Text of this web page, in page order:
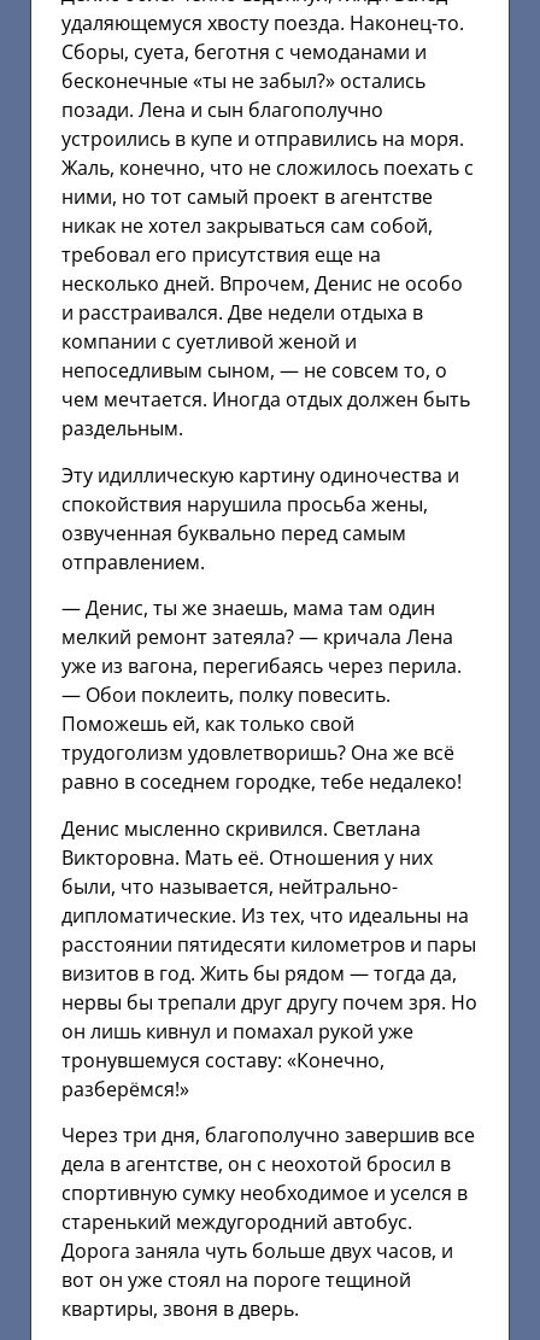
удаляющемуся хвосту поезда. Наконец-то.
Сборы, суета, беготня с чемоданами и
бесконечные «ты не забыл?» остались
позади. Лена и сын благополучно
устроились в купе и отправились на моря.
Жаль, конечно, что не сложилось поехать с
ними, но тот самый проект в агентстве
никак не хотел закрываться сам собой,
требовал его присутствия еще на
несколько дней. Впрочем, Денис не особо
и расстраивался. Две недели отдыха в
компании с суетливой женой и
непоседливым сыном, — не совсем то, о
чем мечтается. Иногда отдых должен быть
раздельным.
Эту идиллическую картину одиночества и
спокойствия нарушила просьба жены,
озвученная буквально перед самым
отправлением.
— Денис, ты же знаешь, мама там один
мелкий ремонт затеяла? — кричала Лена
уже из вагона, перегибаясь через перила.
— Обои поклеить, полку повесить.
Поможешь ей, как только свой
трудоголизм удовлетворишь? Она же всё
равно в соседнем городке, тебе недалеко!
Денис мысленно скривился. Светлана
Викторовна. Мать её. Отношения у них
были, что называется, нейтрально-
дипломатические. Из тех, что идеальны на
расстоянии пятидесяти километров и пары
визитов в год. Жить бы рядом — тогда да,
нервы бы трепали друг другу почем зря. Но
он лишь кивнул и помахал рукой уже
тронувшемуся составу: «Конечно,
разберёмся!»
Через три дня, благополучно завершив все
дела в агентстве, он с неохотой бросил в
спортивную сумку необходимое и уселся в
старенький междугородний автобус.
Дорога заняла чуть больше двух часов, и
вот он уже стоял на пороге тещиной
квартиры, звоня в дверь.